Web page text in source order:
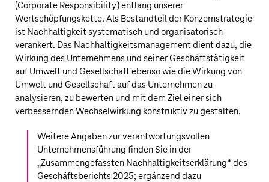
(Corporate Responsibility) entlang unserer
Wertschöpfungskette. Als Bestandteil der Konzernstrategie
ist Nachhaltigkeit systematisch und organisatorisch
verankert. Das Nachhaltigkeitsmanagement dient dazu, die
Wirkung des Unternehmens und seiner Geschäftstätigkeit
auf Umwelt und Gesellschaft ebenso wie die Wirkung von
Umwelt und Gesellschaft auf das Unternehmen zu
analysieren, zu bewerten und mit dem Ziel einer sich
verbessernden Wechselwirkung konstruktiv zu gestalten.
Weitere Angaben zur verantwortungsvollen
Unternehmensführung finden Sie in der
„Zusammengefassten Nachhaltigkeitserklärung“ des
Geschäftsberichts 2025; ergänzend dazu